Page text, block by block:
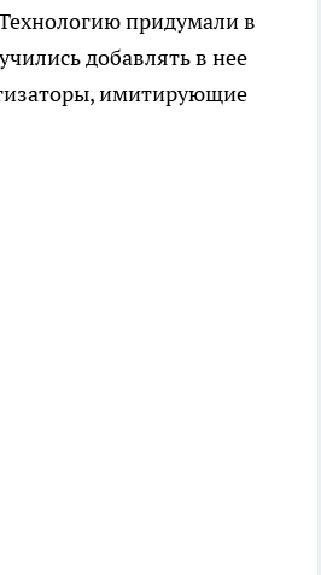
придумали в
добавлять в нее
имитирующие